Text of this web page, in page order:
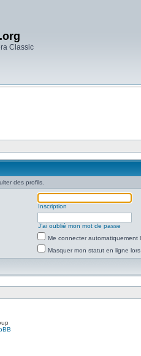
Classic
des profils.
Inscription
J’ai oublié mon mot de passe
Me connecter automatiquement
Masquer mon statut en ligne